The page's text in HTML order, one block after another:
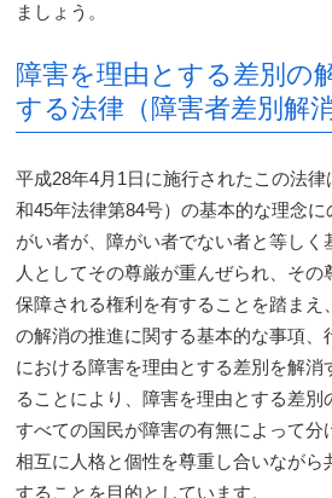
ましょう。
障害を理由とする差別の
する法律（障害者差別解消
平成28年4月1日に施行されたこの法
和45年法律第84号）の基本的な理念
がい者が、障がい者でない者と等しく
人としてその尊厳が重んぜられ、そ
保障される権利を有することを踏まえ
の解消の推進に関する基本的な事項、
における障害を理由とする差別を解消
ることにより、障害を理由とする差別
すべての国民が障害の有無によって分
相互に人格と個性を尊重し合いながら
することを目的としています。